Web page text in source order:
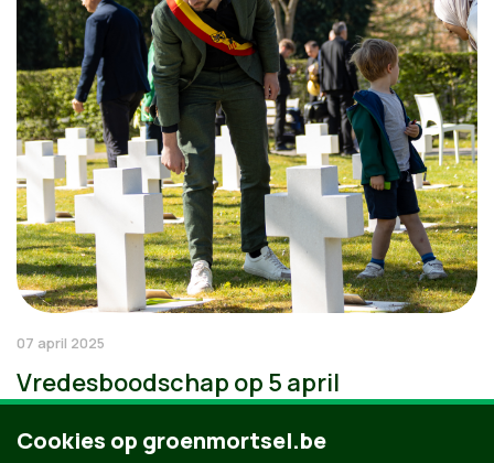
07 april 2025
Vredesboodschap op 5 april
Cookies op groenmortsel.be